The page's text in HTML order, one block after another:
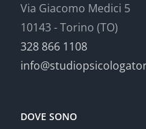
Via Giacomo Medici 5
10143 - Torino (TO)
328 866 1108
DOVE SONO